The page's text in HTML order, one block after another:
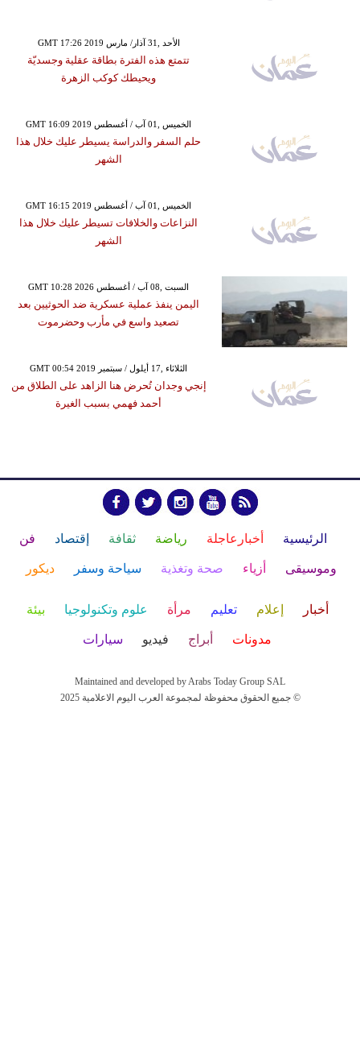
GMT 17:26 2019 الأحد ,31 آذار/ مارس
تتمتع هذه الفترة بطاقة عقلية وجسديّة
ويحيطك كوكب الزهرة
GMT 16:09 2019 الخميس ,01 آب / أغسطس
حلم السفر والدراسة يسيطر عليك خلال هذا
الشهر
GMT 16:15 2019 الخميس ,01 آب / أغسطس
النزاعات والخلافات تسيطر عليك خلال هذا
الشهر
GMT 10:28 2026 السبت ,08 آب / أغسطس
اليمن ينفذ عملية عسكرية ضد الحوثيين بعد
تصعيد واسع في مأرب وحضرموت
GMT 00:54 2019 الثلاثاء ,17 أيلول / سبتمبر
إنجي وجدان تُحرض هنا الزاهد على الطلاق من
أحمد فهمي بسبب الغيرة
الرئيسية أخبارعاجلة رياضة ثقافة إقتصاد فن
وموسيقى أزياء صحة وتغذية سياحة وسفر ديكور
أخبار إعلام تعليم مرأة علوم وتكنولوجيا بيئة
مدونات أبراج فيديو سيارات
Maintained and developed by Arabs Today Group SAL
جميع الحقوق محفوظة لمجموعة العرب اليوم الاعلامية 2025 ©